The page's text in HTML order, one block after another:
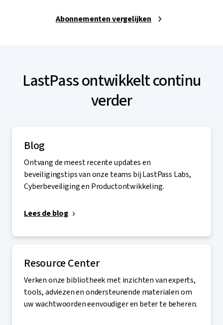
LastPass ontwikkelt continu
Blog
Ontvang de meest recente updates en
Cyberbeveiliging en Productontwikkeling.
Lees de blog
Resource Center
Verken onze bibliotheek met inzichten van experts,